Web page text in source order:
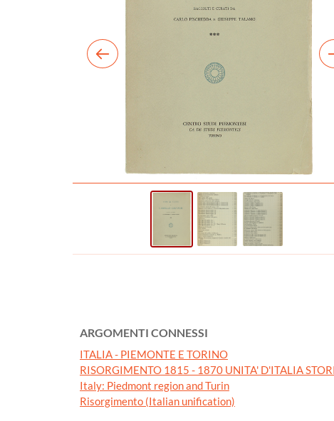
ARGOMENTI CONNESSI
ITALIA - PIEMONTE E TORINO
RISORGIMENTO 1815 - 1870 UNITA' D'ITALIA
Italy: Piedmont region and Turin
Risorgimento (Italian unification)